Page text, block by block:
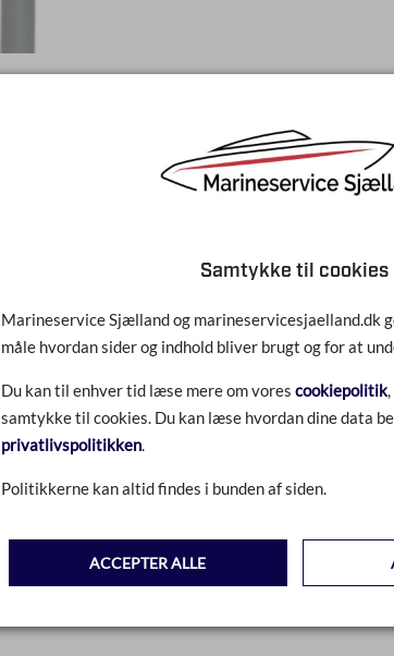
TCW3 PREMIUM + 1L
TCW3 PREMIUM + 4L
Samtykke til cookies
Marineservice Sjælland og marineservicesjaelland.dk
måle hvordan sider og indhold bliver brugt og for at
Du kan til enhver tid læse mere om vores cookiepolitik
samtykke til cookies. Du kan læse hvordan dine data
privatlivspolitikken.
Politikkerne kan altid findes i bunden af siden.
ACCEPTER ALLE